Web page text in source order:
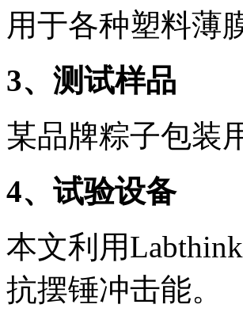
用于各种塑料薄
3、测试样品
某品牌粽子包装
4、试验设备
本文利用
抗摆锤冲击能。